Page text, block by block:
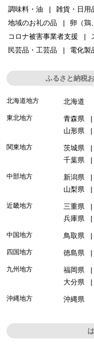
調味料・油
雑貨・日用
地域のお礼の品
卵（鶏
コロナ被害事業者支援
民芸品・工芸品
電化製
ふるさと納税
北海道地方 北海道
東北地方 青森県
山形県
関東地方 茨城県
千葉県
中部地方 新潟県
山梨県
近畿地方 三重県
兵庫県
中国地方 鳥取県
四国地方 徳島県
九州地方 福岡県
大分県
沖縄地方 沖縄県